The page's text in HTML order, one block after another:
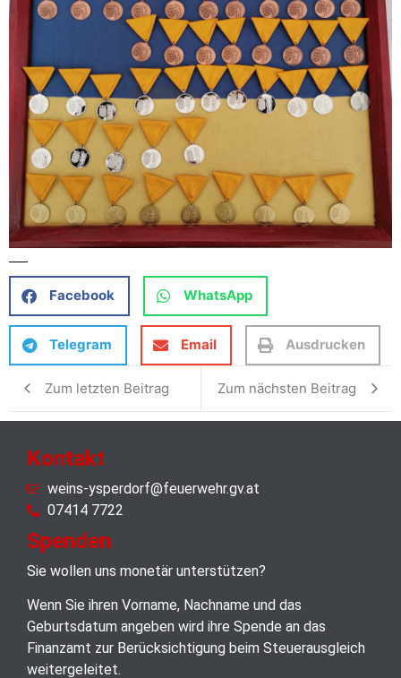
Facebook WhatsApp
Telegram Email Ausdrucken
Zum letzten Beitrag Zum nächsten Beitrag
Kontakt
weins-ysperdorf@feuerwehr.gv.at
07414 7722
Spenden
Sie wollen uns monetär unterstützen?
Wenn Sie ihren Vorname, Nachname und das
Geburtsdatum angeben wird ihre Spende an das
Finanzamt zur Berücksichtigung beim Steuerausgleich
weitergeleitet.